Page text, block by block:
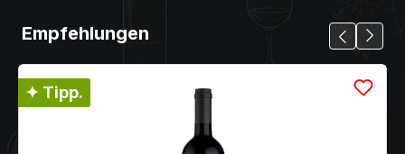
Empfehlungen
✦ Tipp.